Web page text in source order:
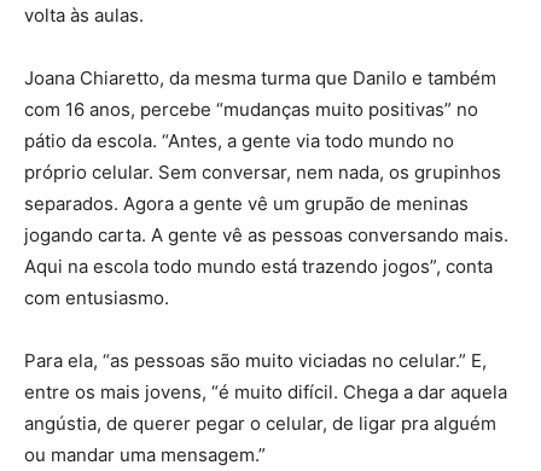
volta às aulas.
Joana Chiaretto, da mesma turma que Danilo e também
com 16 anos, percebe “mudanças muito positivas” no
pátio da escola. “Antes, a gente via todo mundo no
próprio celular. Sem conversar, nem nada, os grupinhos
separados. Agora a gente vê um grupão de meninas
jogando carta. A gente vê as pessoas conversando mais.
Aqui na escola todo mundo está trazendo jogos”, conta
com entusiasmo.
Para ela, “as pessoas são muito viciadas no celular.” E,
entre os mais jovens, “é muito difícil. Chega a dar aquela
angústia, de querer pegar o celular, de ligar pra alguém
ou mandar uma mensagem.”